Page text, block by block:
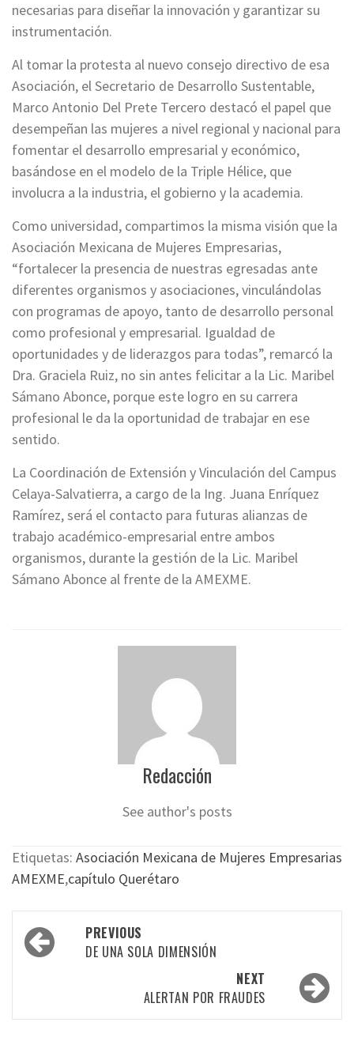
necesarias para diseñar la innovación y garantizar su
instrumentación.
Al tomar la protesta al nuevo consejo directivo de esa
Asociación, el Secretario de Desarrollo Sustentable,
Marco Antonio Del Prete Tercero destacó el papel que
desempeñan las mujeres a nivel regional y nacional para
fomentar el desarrollo empresarial y económico,
basándose en el modelo de la Triple Hélice, que
involucra a la industria, el gobierno y la academia.
Como universidad, compartimos la misma visión que la
Asociación Mexicana de Mujeres Empresarias,
“fortalecer la presencia de nuestras egresadas ante
diferentes organismos y asociaciones, vinculándolas
con programas de apoyo, tanto de desarrollo personal
como profesional y empresarial. Igualdad de
oportunidades y de liderazgos para todas”, remarcó la
Dra. Graciela Ruiz, no sin antes felicitar a la Lic. Maribel
Sámano Abonce, porque este logro en su carrera
profesional le da la oportunidad de trabajar en ese
sentido.
La Coordinación de Extensión y Vinculación del Campus
Celaya-Salvatierra, a cargo de la Ing. Juana Enríquez
Ramírez, será el contacto para futuras alianzas de
trabajo académico-empresarial entre ambos
organismos, durante la gestión de la Lic. Maribel
Sámano Abonce al frente de la AMEXME.
Redacción
See author's posts
Etiquetas: Asociación Mexicana de Mujeres Empresarias
AMEXME,capítulo Querétaro
Post
navigation
PREVIOUS
DE UNA SOLA DIMENSIÓN
NEXT
ALERTAN POR FRAUDES